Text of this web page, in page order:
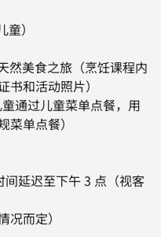
）
美食之旅（烹饪课程内
和活动照片）
通过儿童菜单点餐，用
单点餐）
延迟至下午 3 点（视客
而定）